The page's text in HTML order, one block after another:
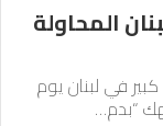
المحاولة
في لبنان يوم
“بدم…